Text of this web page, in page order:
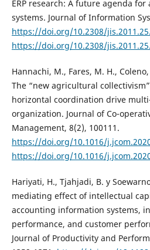
ERP research: A future agenda
systems. Journal of Information
https://doi.org/10.2308/
https://doi.org/10.2308/
Hannachi, M., Fares, M. H.,
The “new agricultural
horizontal coordination drive
organization. Journal of Co-
Management, 8(2), 100111.
https://doi.org/10.1016/
https://doi.org/10.1016/
Hariyati, H., Tjahjadi, B. y
mediating effect of intellectual
accounting information systems,
performance, and customer
Journal of Productivity and